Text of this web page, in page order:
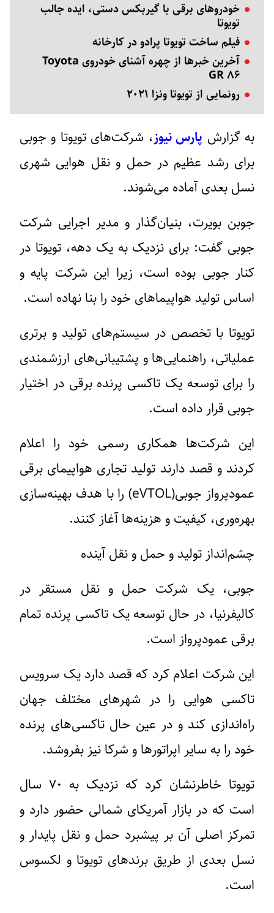
خودروهای برقی با گیربکس دستی، ایده جالب
تویوتا
فیلم ساخت تویوتا پرادو در کارخانه
آخرین خبرها از چهره آشنای خودروی Toyota
GR ۸۶
رونمایی از تویوتا ونزا ۲۰۲۱
به گزارش پارس نیوز، شرکت‌های تویوتا و جوبی
برای رشد عظیم در حمل و نقل هوایی شهری
نسل بعدی آماده می‌شوند.
جوبن بویرت، بنیان‌گذار و مدیر اجرایی شرکت
جوبی گفت: برای نزدیک به یک دهه، تویوتا در
کنار جوبی بوده است، زیرا این شرکت پایه و
اساس تولید هواپیماهای خود را بنا نهاده است.
تویوتا با تخصص در سیستم‌های تولید و برتری
عملیاتی، راهنمایی‌ها و پشتیبانی‌های ارزشمندی
را برای توسعه یک تاکسی پرنده برقی در اختیار
جوبی قرار داده است.
این شرکت‌ها همکاری رسمی خود را اعلام
کردند و قصد دارند تولید تجاری هواپیمای برقی
عمودپرواز جوبی(eVTOL) را با هدف بهینه‌سازی
بهره‌وری، کیفیت و هزینه‌ها آغاز کنند.
چشم‌انداز تولید و حمل و نقل آینده
جوبی، یک شرکت حمل و نقل مستقر در
کالیفرنیا، در حال توسعه یک تاکسی پرنده تمام
برقی عمودپرواز است.
این شرکت اعلام کرد که قصد دارد یک سرویس
تاکسی هوایی را در شهرهای مختلف جهان
راه‌اندازی کند و در عین حال تاکسی‌های پرنده
خود را به سایر اپراتورها و شرکا نیز بفروشد.
تویوتا خاطرنشان کرد که نزدیک به ۷۰ سال
است که در بازار آمریکای شمالی حضور دارد و
تمرکز اصلی آن بر پیشبرد حمل و نقل پایدار و
نسل بعدی از طریق برندهای تویوتا و لکسوس
است.